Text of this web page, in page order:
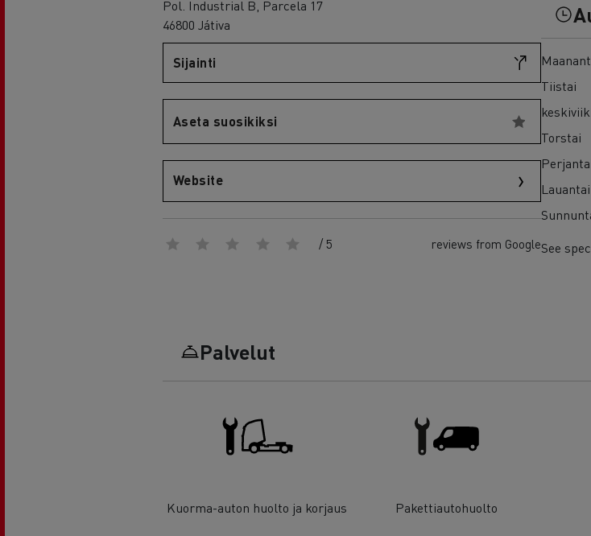
Sähkökuorma-auton
Pol. Industrial B, Parcela 17
46800 Játiva
Sijainti
Aseta suosikiksi
Website
/ 5 reviews from Google
Tiistai
Torstai
Lauantai
See
Palvelut
Kuorma-auton huolto ja korjaus Pakettiautohuolto